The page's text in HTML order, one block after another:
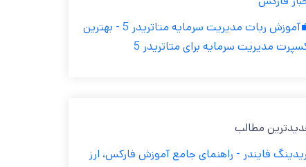
💼آموزش ربات مدیریت سرمایه متاتریدر 5 - بهترین
مدیریت سرمایه برای متاتریدر 5
مطالب
فایندر - راهنمای جامع آموزش فارکس، ارز